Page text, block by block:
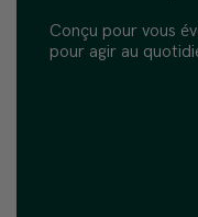
Conçu pour vous
pour agir au